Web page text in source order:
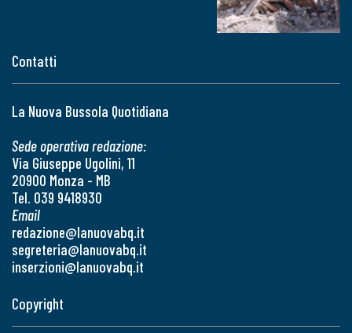
Contatti
La Nuova Bussola Quotidiana
Sede operativa redazione:
Via Giuseppe Ugolini, 11
20900 Monza - MB
Tel. 039 9418930
Email
redazione@lanuovabq.it
segreteria@lanuovabq.it
inserzioni@lanuovabq.it
Copyright